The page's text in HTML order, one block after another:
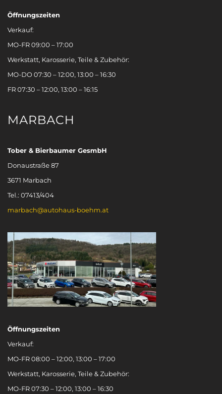
Öffnungszeiten
Verkauf:
MO-FR 09:00 – 17:00
Werkstatt, Karosserie, Teile & Zubehör:
MO-DO 07:30 – 12:00, 13:00 – 16:30
FR 07:30 – 12:00, 13:00 – 16:15
MARBACH
Tober & Bierbaumer GesmbH
Donaustraße 87
3671 Marbach
Tel.: 07413/404
marbach@autohaus-boehm.at
Öffnungszeiten
Verkauf:
MO-FR 08:00 – 12:00, 13:00 – 17:00
Werkstatt, Karosserie, Teile & Zubehör:
MO-FR 07:30 – 12:00, 13:00 – 16:30